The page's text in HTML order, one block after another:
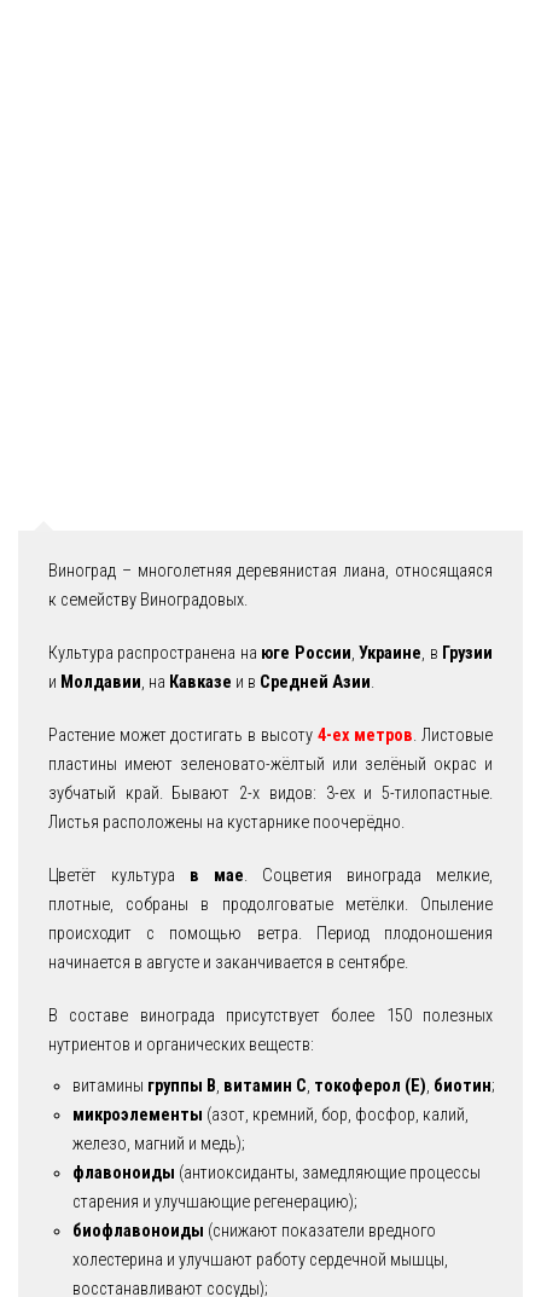
Виноград – многолетняя деревянистая лиана, относящаяся
к семейству Виноградовых.
Культура распространена на юге России,Украине, в Грузии
и Молдавии, на Кавказе и в Средней Азии.
Растение может достигать в высоту 4-ех метров. Листовые
пластины имеют зеленовато-жёлтый или зелёный окрас и
зубчатый край. Бывают 2-х видов: 3-ех и 5-тилопастные.
Листья расположены на кустарнике поочерёдно.
Цветёт культура в мае. Соцветия винограда мелкие,
плотные, собраны в продолговатые метёлки. Опыление
происходит с помощью ветра. Период плодоношения
начинается в августе и заканчивается в сентябре.
В составе винограда присутствует более 150 полезных
нутриентов и органических веществ:
витамины группы В, витамин С, токоферол (Е), биотин;
микроэлементы (азот, кремний, бор, фосфор, калий,
железо, магний и медь);
флавоноиды (антиоксиданты, замедляющие процессы
старения и улучшающие регенерацию);
биофлавоноиды (снижают показатели вредного
холестерина и улучшают работу сердечной мышцы,
восстанавливают сосуды);